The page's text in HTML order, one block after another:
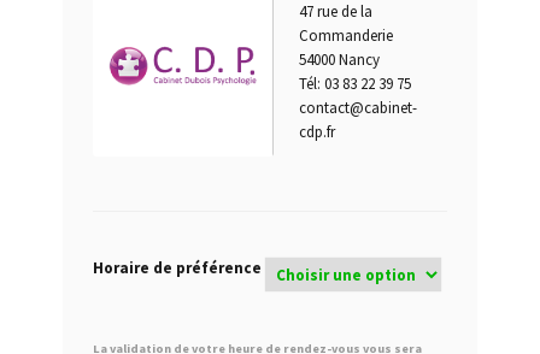
Quand passer un test psychotechnique ?
Repasser le permis après annulation tests
47 rue de la
Commanderie
54000 Nancy
Tél: 03 83 22 39 75
contact@cabinet-
cdp.fr
Horaire de préférence